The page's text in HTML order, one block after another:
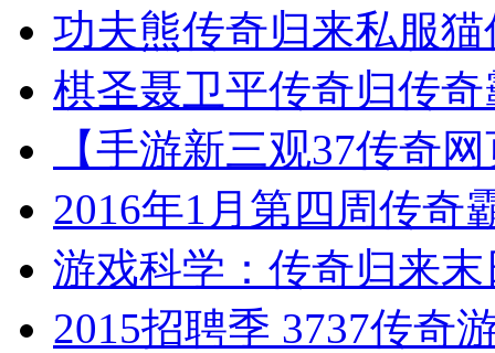
功夫熊传奇归来私服
棋圣聂卫平传奇归传
【手游新三观37传奇
2016年1月第四周传奇
游戏科学：传奇归来
2015招聘季 3737传奇